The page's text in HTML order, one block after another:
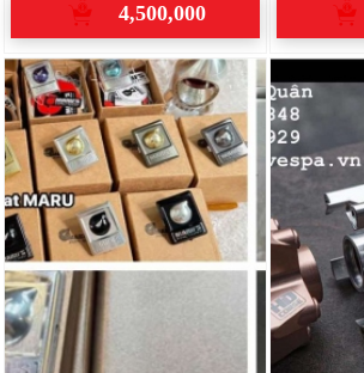
4,500,000